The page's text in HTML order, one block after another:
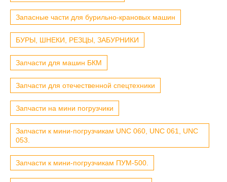
Запасные части для бурильно-крановых машин
БУРЫ, ШНЕКИ, РЕЗЦЫ, ЗАБУРНИКИ
Запчасти для машин БКМ
Запчасти для отечественной спецтехники
Запчасти на мини погрузчики
Запчасти к мини-погрузчикам UNC 060, UNC 061, UNC
053.
Запчасти к мини-погрузчикам ПУМ-500.